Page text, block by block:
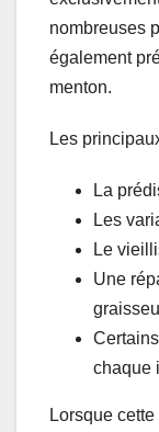
nombreuses
également
menton.
Les
La
Les
Le
Une
chaque
Lorsque